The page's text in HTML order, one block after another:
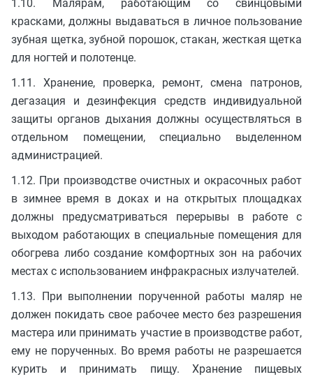
1.10. Малярам, работающим со свинцовыми
красками, должны выдаваться в личное пользование
зубная щетка, зубной порошок, стакан, жесткая щетка
для ногтей и полотенце.
1.11. Хранение, проверка, ремонт, смена патронов,
дегазация и дезинфекция средств индивидуальной
защиты органов дыхания должны осуществляться в
отдельном помещении, специально выделенном
администрацией.
1.12. При производстве очистных и окрасочных работ
в зимнее время в доках и на открытых площадках
должны предусматриваться перерывы в работе с
выходом работающих в специальные помещения для
обогрева либо создание комфортных зон на рабочих
местах с использованием инфракрасных излучателей.
1.13. При выполнении порученной работы маляр не
должен покидать свое рабочее место без разрешения
мастера или принимать участие в производстве работ,
ему не порученных. Во время работы не разрешается
курить и принимать пищу. Хранение пищевых